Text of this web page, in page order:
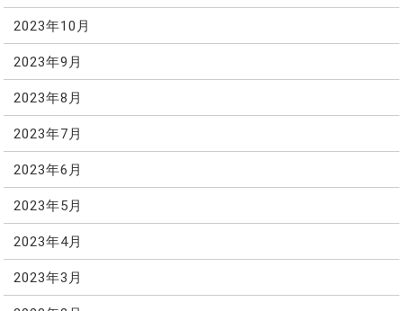
2023年10月
2023年9月
2023年8月
2023年7月
2023年6月
2023年5月
2023年4月
2023年3月